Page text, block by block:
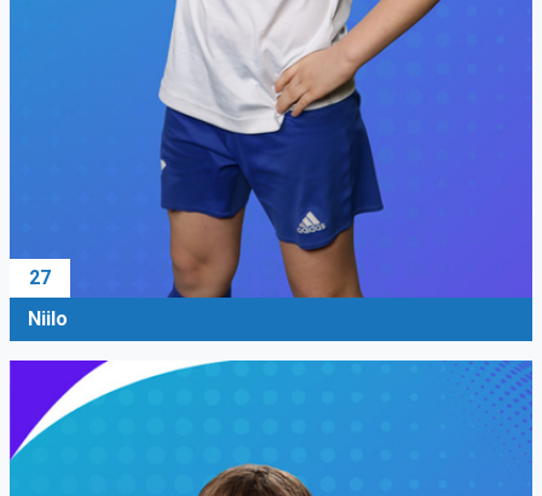
27
Niilo